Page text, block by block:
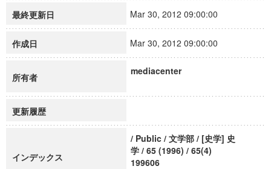
最終更新日 Mar 30, 2012 09:00:00
作成日 Mar 30, 2012 09:00:00
所有者
mediacenter
更新履歴
インデックス
/ Public / 文学部 / [史学] 史
学 / 65 (1996) / 65(4)
199606